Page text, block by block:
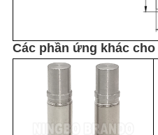
Các phần ứng khác